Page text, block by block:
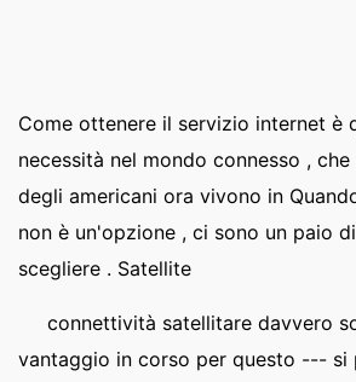
Come ottenere il servizio internet è
necessità nel mondo connesso ,
degli americani ora vivono in
non è un'opzione , ci sono un paio
scegliere . Satellite
connettività satellitare davvero
vantaggio in corso per questo --- si